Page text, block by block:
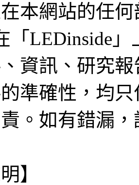
本網站的任
「LEDinside
資訊、研究
準確性，均
。如有錯漏
】